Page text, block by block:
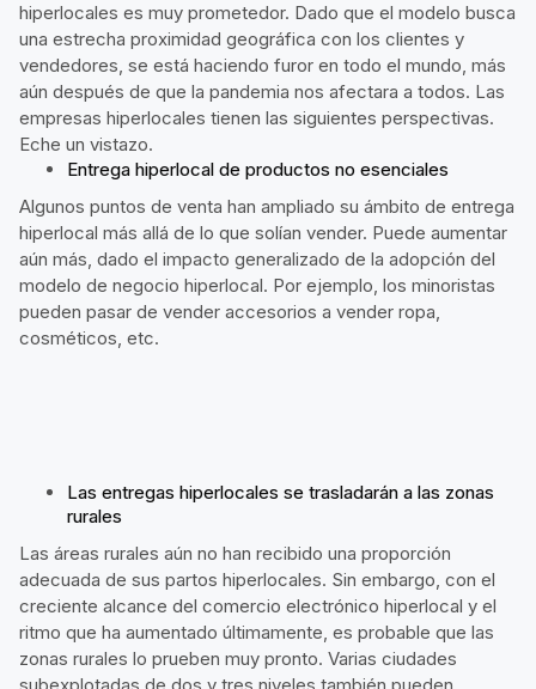
hiperlocales es muy prometedor. Dado que el modelo busca
una estrecha proximidad geográfica con los clientes y
vendedores, se está haciendo furor en todo el mundo, más
aún después de que la pandemia nos afectara a todos. Las
empresas hiperlocales tienen las siguientes perspectivas.
Eche un vistazo.
Entrega hiperlocal de productos no esenciales
Algunos puntos de venta han ampliado su ámbito de entrega
hiperlocal más allá de lo que solían vender. Puede aumentar
aún más, dado el impacto generalizado de la adopción del
modelo de negocio hiperlocal. Por ejemplo, los minoristas
pueden pasar de vender accesorios a vender ropa,
cosméticos, etc.
Las entregas hiperlocales se trasladarán a las zonas
rurales
Las áreas rurales aún no han recibido una proporción
adecuada de sus partos hiperlocales. Sin embargo, con el
creciente alcance del comercio electrónico hiperlocal y el
ritmo que ha aumentado últimamente, es probable que las
zonas rurales lo prueben muy pronto. Varias ciudades